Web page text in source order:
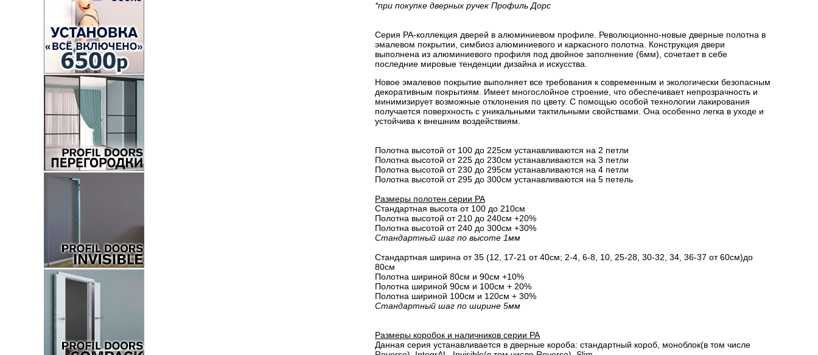
*при покупке дверных ручек Профиль Дорс
Серия PA-коллекция дверей в алюминиевом профиле. Революционно-новые дверные полотна в
эмалевом покрытии, симбиоз алюминиевого и каркасного полотна. Конструкция двери
выполнена из алюминиевого профиля под двойное заполнение (6мм), сочетает в себе
последние мировые тенденции дизайна и искусства.
Новое эмалевое покрытие выполняет все требования к современным и экологически безопасным
декоративным покрытиям. Имеет многослойное строение, что обеспечивает непрозрачность и
минимизирует возможные отклонения по цвету. С помощью особой технологии лакирования
получается поверхность с уникальными тактильными свойствами. Она особенно легка в уходе и
устойчива к внешним воздействиям.
Полотна высотой от 100 до 225см устанавливаются на 2 петли
Полотна высотой от 225 до 230см устанавливаются на 3 петли
Полотна высотой от 230 до 295см устанавливаются на 4 петли
Полотна высотой от 295 до 300см устанавливаются на 5 петель
Размеры полотен серии PA
Стандартная высота от 100 до 210см
Полотна высотой от 210 до 240см +20%
Полотна высотой от 240 до 300см +30%
Стандартный шаг по высоте 1мм
Стандартная ширина от 35 (12, 17-21 от 40см; 2-4, 6-8, 10, 25-28, 30-32, 34, 36-37 от 60см)до
80см
Полотна шириной 80cм и 90cм +10%
Полотна шириной 90см и 100см + 20%
Полотна шириной 100см и 120см + 30%
Стандартный шаг по ширине 5мм
Размеры коробок и наличников серии PA
Данная серия устанавливается в дверные короба: стандартный короб, моноблок(в том числе